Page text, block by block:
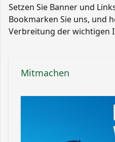
Setzen Sie Banner und
Bookmarken Sie uns, und
Verbreitung der wichtigen
Mitmachen